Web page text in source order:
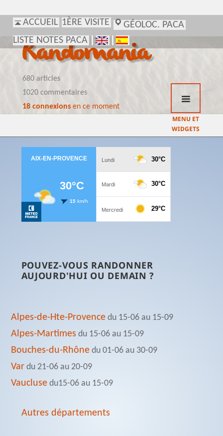
ACCUEIL 1ÈRE VISITE
GÉOLOC. PACA
LISTE NOTES PACA
Randomania
680 articles
1020 commentaires
18 connexionsen ce moment
MENU ET
WIDGETS
POUVEZ-VOUS RANDONNER
AUJOURD'HUI OU DEMAIN ?
Alpes-de-Hte-Provence du 15-06 au 15-09
Alpes-Martimes du 15-06 au 15-09
Bouches-du-Rhône du 01-06 au 30-09
Var du 21-06 au 20-09
Vaucluse du15-06 au 15-09
Autres départements